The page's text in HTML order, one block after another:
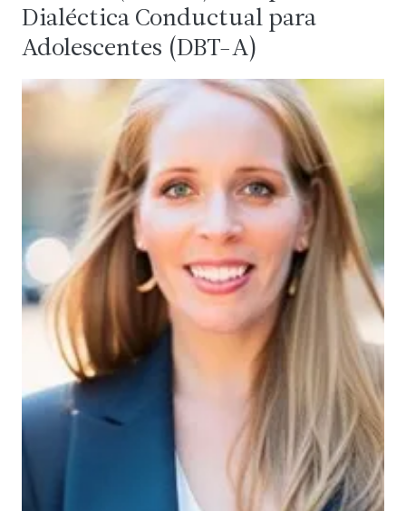
Dialéctica Conductual para
Adolescentes (DBT-A)